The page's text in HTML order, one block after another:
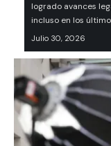
logrado avances
incluso en los
Julio 30, 2026